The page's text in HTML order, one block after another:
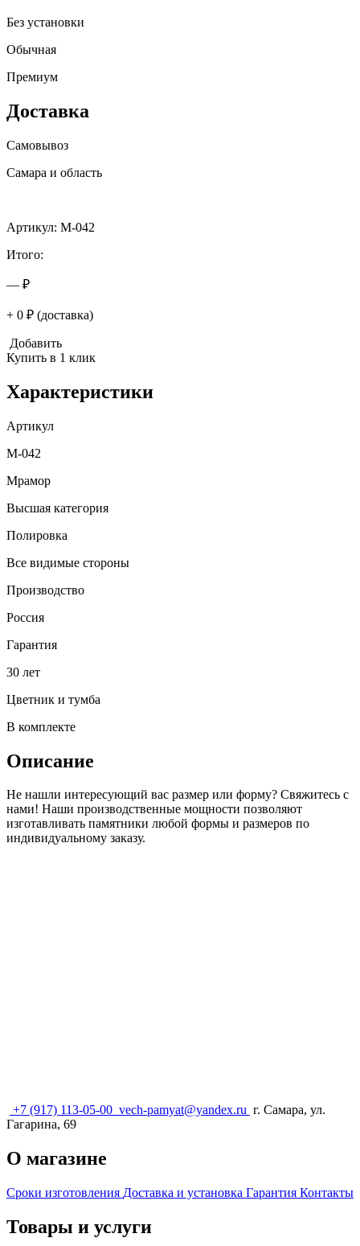
Без установки
Обычная
Премиум
Доставка
Самовывоз
Самара и область
Артикул: M-042
Итого:
— ₽
+ 0 ₽ (доставка)
Добавить
Купить в 1 клик
Характеристики
Артикул
M-042
Мрамор
Высшая категория
Полировка
Все видимые стороны
Производство
Россия
Гарантия
30 лет
Цветник и тумба
В комплекте
Описание
Не нашли интересующий вас размер или форму? Свяжитесь с
нами! Наши производственные мощности позволяют
изготавливать памятники любой формы и размеров по
индивидуальному заказу.
+7 (917) 113-05-00 vech-pamyat@yandex.ru г. Самара, ул.
Гагарина, 69
О магазине
Сроки изготовления Доставка и установка Гарантия Контакты
Товары и услуги